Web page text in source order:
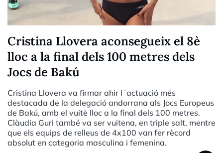
Cristina Llovera aconsegueix el 8è
lloc a la final dels 100 metres dels
Jocs de Bakú
Cristina Llovera va firmar ahir l´actuació més
destacada de la delegació andorrana als Jocs Europeus
de Bakú, amb el vuitè lloc a la final dels 100 metres.
Clàudia Guri també va ser vuitena, en triple salt, mentre
que els equips de relleus de 4x100 van fer rècord
absolut en categoria masculina i femenina.